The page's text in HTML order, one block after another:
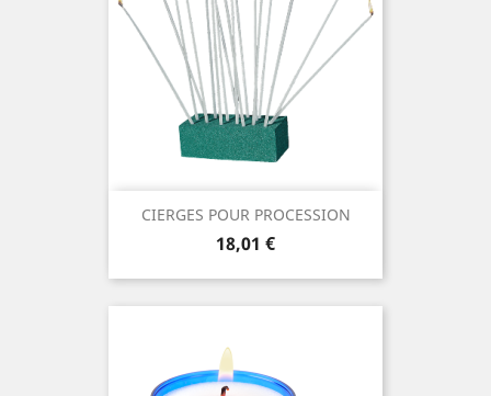
CIERGES POUR PROCESSION
Prix
18,01 €